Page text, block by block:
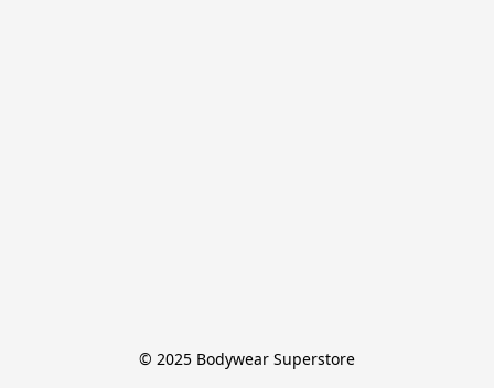
© 2025 Bodywear Superstore